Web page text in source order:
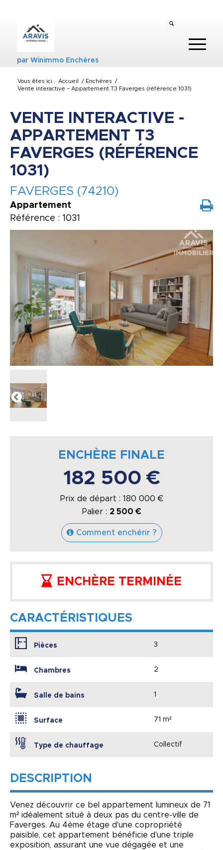
parWinimmo Enchères
Vous êtes ici : Accueil / Enchères
/
Vente interactive – Appartement T3 Faverges (référence 1031)
VENTE INTERACTIVE -
APPARTEMENT T3
FAVERGES (RÉFÉRENCE
1031)
FAVERGES (74210)
Appartement
Référence : 1031
ENCHÈRE FINALE
182 500 €
Prix de départ : 180 000 €
Palier : 2 500 €
Comment enchérir ?
ENCHÈRE TERMINÉE
CARACTÉRISTIQUES
Pièces 3
Chambres 2
Salle de bains 1
Surface 71 m²
Type de chauffage Collectif
DESCRIPTION
Venez découvrir ce bel appartement lumineux de 71
m² idéalement situé à deux pas du centre-ville de
Faverges. Au 4ème étage d'une copropriété
paisible, cet appartement bénéficie d'une triple
exposition, assurant une vue dégagée et une